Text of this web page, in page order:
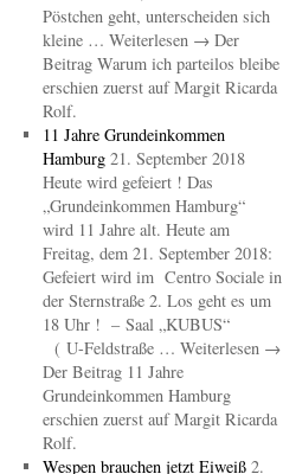
Pöstchen geht, unterscheiden sich
kleine … Weiterlesen → Der
Beitrag Warum ich parteilos bleibe
erschien zuerst auf Margit Ricarda
Rolf.
11 Jahre Grundeinkommen
Hamburg 21. September 2018
Heute wird gefeiert ! Das
„Grundeinkommen Hamburg“
wird 11 Jahre alt. Heute am
Freitag, dem 21. September 2018:
Gefeiert wird im Centro Sociale in
der Sternstraße 2. Los geht es um
18 Uhr ! – Saal „KUBUS“
( U-Feldstraße … Weiterlesen →
Der Beitrag 11 Jahre
Grundeinkommen Hamburg
erschien zuerst auf Margit Ricarda
Rolf.
Wespen brauchen jetzt Eiweiß 2.